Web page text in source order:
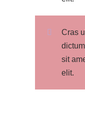
Cras
sit
elit.